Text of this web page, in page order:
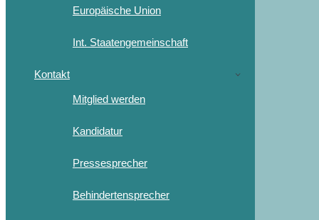
Europäische Union
Int. Staatengemeinschaft
Kontakt
Mitglied werden
Kandidatur
Pressesprecher
Behindertensprecher